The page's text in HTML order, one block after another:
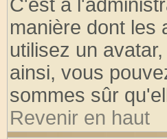
C'est à
manière dont les
utilisez un
ainsi, vous
sommes sûr
Revenir en haut